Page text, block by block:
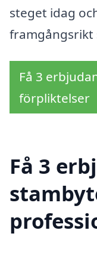
steget idag
framgångsrikt
Få 3
förpliktelser
Få 3